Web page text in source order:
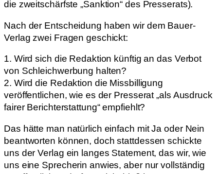
die zweitschärfste „Sanktion“ des Presserats).
Nach der Entscheidung haben wir dem Bauer-
Verlag zwei Fragen geschickt:
1. Wird sich die Redaktion künftig an das Verbot
von Schleichwerbung halten?
2. Wird die Redaktion die Missbilligung
veröffentlichen, wie es der Presserat „als Ausdruck
fairer Berichterstattung“ empfiehlt?
Das hätte man natürlich einfach mit Ja oder Nein
beantworten können, doch stattdessen schickte
uns der Verlag ein langes Statement, das wir, wie
uns eine Sprecherin anwies, aber nur vollständig